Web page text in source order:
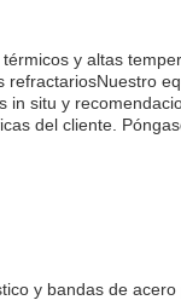
y altas
in situ y
del cliente.
y bandas de